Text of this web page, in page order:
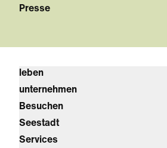
Presse
leben
unternehmen
Besuchen
Seestadt
Services